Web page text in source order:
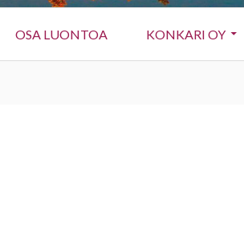
OSA LUONTOA KONKARI OY